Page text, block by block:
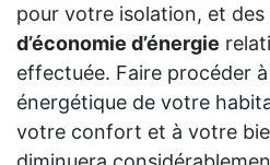
pour votre isolation, et des
d’économie d’énergie
effectuée. Faire procéder
énergétique de votre
votre confort et à votre